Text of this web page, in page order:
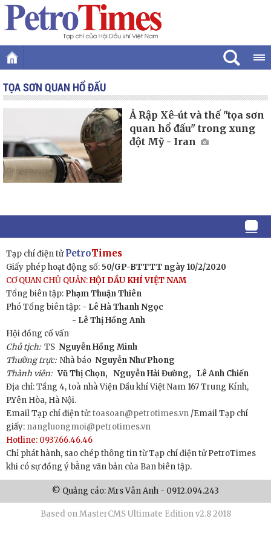
TỌA SƠN QUAN HỔ ĐẤU
Ả Rập Xê-út và thế "tọa sơn
quan hổ đấu" trong xung
đột Mỹ - Iran
Tạp chí điện tửPetroTimes
Giấy phép hoạt động số: 50/GP-BTTTT ngày 10/2/2020
CƠ QUAN CHỦ QUẢN:HỘI DẦU KHÍ VIỆT NAM
Tổng biên tập: Phạm Thuận Thiên
Phó Tổng biên tập: - Lê Hà Thanh Ngọc
- Lê Thị Hồng Anh
Hội đồng cố vấn
Chủ tịch:TS Nguyễn Hồng Minh
Thường trực: Nhà báo Nguyễn Như Phong
Thành viên: Vũ Thị Chọn, Nguyễn Hải Đường,
Lê Anh Chiến
Địa chỉ: Tầng 4, toà nhà Viện Dầu khí Việt Nam 167 Trung Kính,
P.Yên Hòa, Hà Nội.
Email Tạp chí điện tử:toasoan@petrotimes.vn /Email Tạp chí
giấy: nangluongmoi@petrotimes.vn
Hotline: 0937.66.46.46
Chỉ phát hành, sao chép thông tin từ Tạp chí điện tử PetroTimes
khi có sự đồng ý bằng văn bản của Ban biên tập.
© Quảng cáo: Mrs Vân Anh - 0912.094.243
Based on MasterCMS Ultimate Edition v2.8 2018